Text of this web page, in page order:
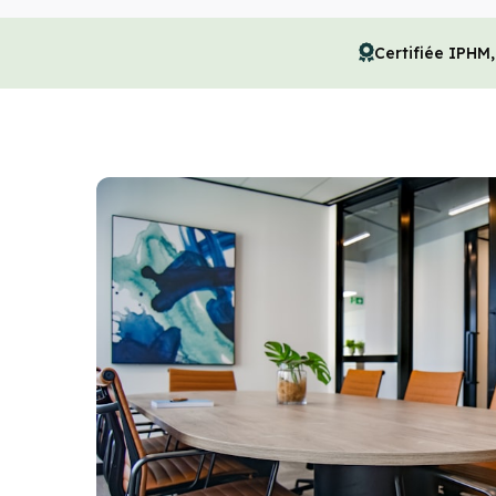
Certifiée IPHM,